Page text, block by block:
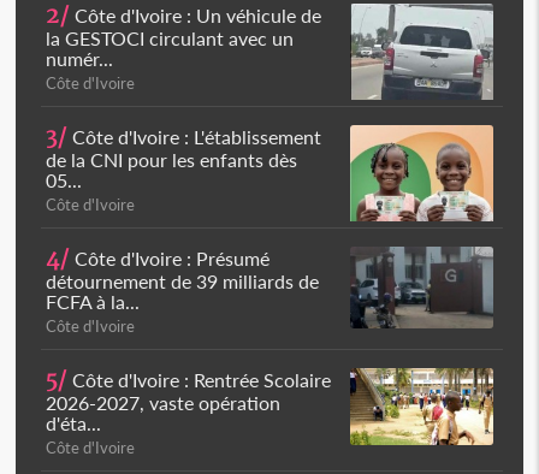
2/ Côte d'Ivoire : Un véhicule de
la GESTOCI circulant avec un
numér...
Côte d'Ivoire
3/ Côte d'Ivoire : L'établissement
de la CNI pour les enfants dès
05...
Côte d'Ivoire
4/ Côte d'Ivoire : Présumé
détournement de 39 milliards de
FCFA à la...
Côte d'Ivoire
5/ Côte d'Ivoire : Rentrée Scolaire
2026-2027, vaste opération
d'éta...
Côte d'Ivoire